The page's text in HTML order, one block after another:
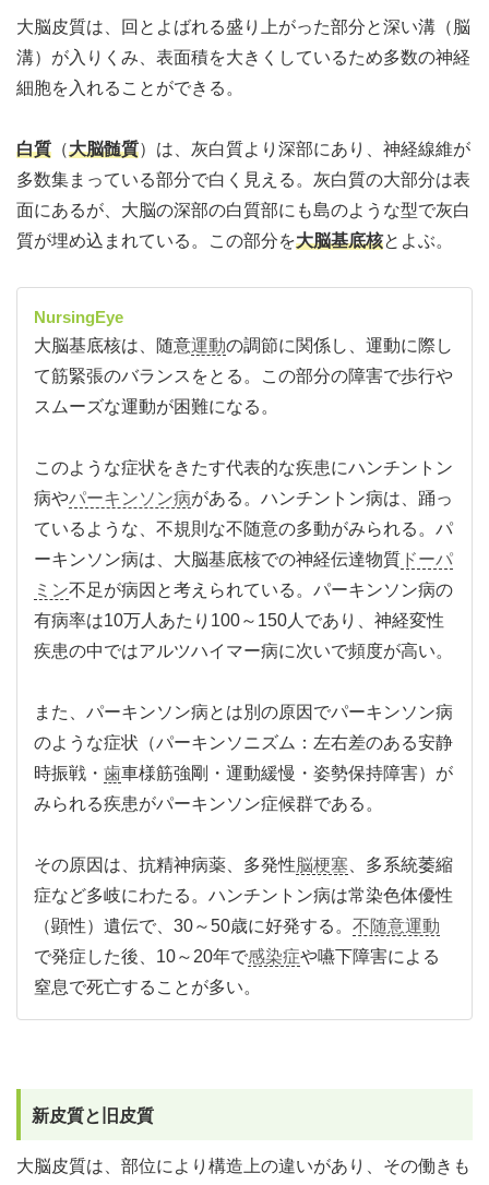
大脳皮質は、回とよばれる盛り上がった部分と深い溝（脳
溝）が入りくみ、表面積を大きくしているため多数の神経
細胞を入れることができる。
白質 （大脳髄質）は、灰白質より深部にあり、神経線維が
多数集まっている部分で白く見える。灰白質の大部分は表
面にあるが、大脳の深部の白質部にも島のような型で灰白
質が埋め込まれている。この部分を大脳基底核とよぶ。
NursingEye
大脳基底核は、随意運動の調節に関係し、運動に際し
て筋緊張のバランスをとる。この部分の障害で歩行や
スムーズな運動が困難になる。
このような症状をきたす代表的な疾患にハンチントン
病やパーキンソン病がある。ハンチントン病は、踊っ
ているような、不規則な不随意の多動がみられる。パ
ーキンソン病は、大脳基底核での神経伝達物質 ドーパ
ミン不足が病因と考えられている。パーキンソン病の
有病率は10万人あたり100～150人であり、神経変性
疾患の中ではアルツハイマー病に次いで頻度が高い。
また、パーキンソン病とは別の原因でパーキンソン病
のような症状（パーキンソニズム：左右差のある安静
時振戦・ 歯車様筋強剛・運動緩慢・姿勢保持障害）が
みられる疾患がパーキンソン症候群である。
その原因は、抗精神病薬、多発性 脳梗塞 、多系統萎縮
症など多岐にわたる。ハンチントン病は常染色体優性
（顕性）遺伝で、30～50歳に好発する。 不随意運動
で発症した後、10～20年で感染症や嚥下障害による
窒息で死亡することが多い。
新皮質と旧皮質
大脳皮質は、部位により構造上の違いがあり、その働きも